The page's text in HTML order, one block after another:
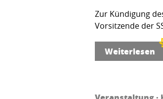
Zur Kündigung
Vorsitzende der
Weiterlesen